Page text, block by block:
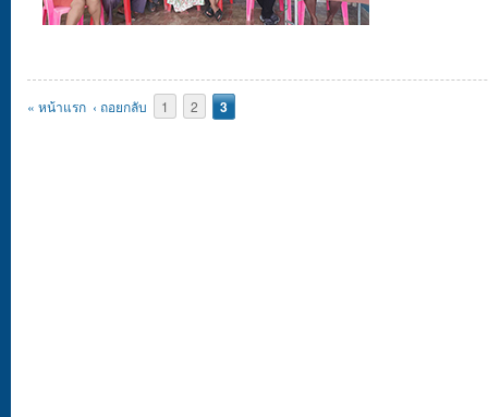
Pages
« หน้าแรก ‹ ถอยกลับ 1 2 3